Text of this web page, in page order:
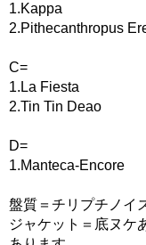
1.Kappa
2.Pithecanthropus
C=
1.La Fiesta
2.Tin Tin Deao
D=
1.Manteca-Encore
盤質＝チリプチノイ
ジャケット＝底ヌケ